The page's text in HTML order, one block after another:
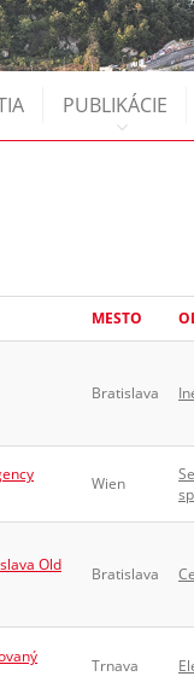
PUBLIKÁCIE
MESTO
Bratislava
Wien
Old
Bratislava
Trnava